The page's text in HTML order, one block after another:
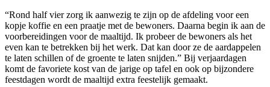
“Rond half vier zorg ik aanwezig te zijn op de afdeling voor een
kopje koffie en een praatje met de bewoners. Daarna begin ik aan de
voorbereidingen voor de maaltijd. Ik probeer de bewoners als het
even kan te betrekken bij het werk. Dat kan door ze de aardappelen
te laten schillen of de groente te laten snijden.” Bij verjaardagen
komt de favoriete kost van de jarige op tafel en ook op bijzondere
feestdagen wordt de maaltijd extra feestelijk gemaakt.